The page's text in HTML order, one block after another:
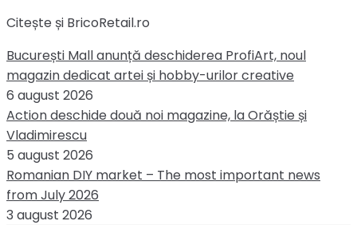
Citește și BricoRetail.ro
București Mall anunță deschiderea ProfiArt, noul
magazin dedicat artei și hobby-urilor creative
6 august 2026
Action deschide două noi magazine, la Orăștie și
Vladimirescu
5 august 2026
Romanian DIY market – The most important news
from July 2026
3 august 2026